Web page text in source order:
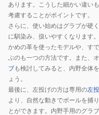
あります。こうした細かい違い
考慮することがポイントです。
さらに、使い始めはグラブが硬
に馴染み、扱いやすくなります
かめの革を使ったモデルや、す
ぶのも一つの方法です。また、
ブも検討してみると、内野全体
ょう。
最後に、左投げの方は専用の左
より、自然な動きでボールを捕
とができます。内野手用のグラ